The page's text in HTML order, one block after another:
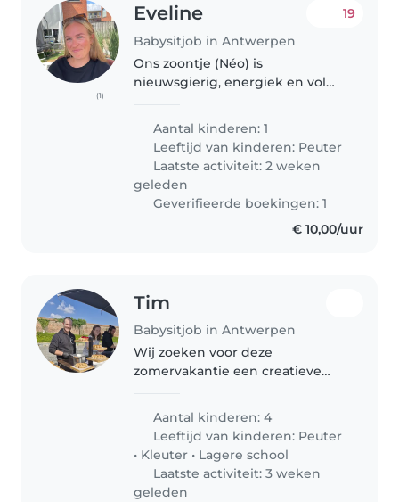
(1)
Eveline
Babysitjob in Antwerpen
19
Ons zoontje (Néo) is
nieuwsgierig, energiek en vol
huisdieren omgaat. Laat gerust
iets weten als je interesse hebt!
Aantal kinderen: 1
Leeftijd van kinderen: Peuter
Laatste activiteit: 2 weken
geleden
Geverifieerde boekingen: 1
€ 10,00/uur
Tim
Babysitjob in Antwerpen
Wij zoeken voor deze
zomervakantie een creatieve
schatten. Speels en energiek
gezelschap is welkom! Iemand
die graag met huisdieren
omgaat en eenvoudige
maaltijden..
Aantal kinderen: 4
Leeftijd van kinderen: Peuter
• Kleuter • Lagere school
Laatste activiteit: 3 weken
geleden